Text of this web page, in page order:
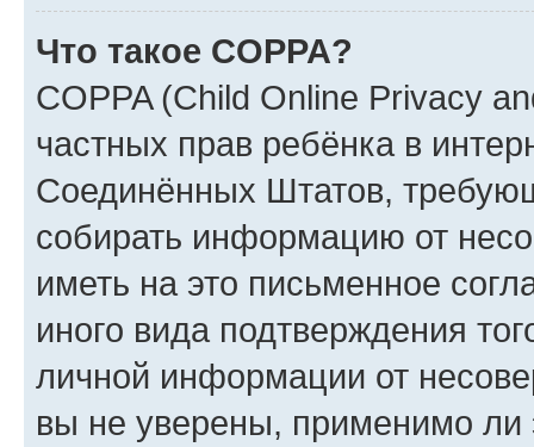
Что такое COPPA?
COPPA (Child Online Privacy
частных прав ребёнка в
Соединённых Штатов,
собирать информацию от
иметь на это письменное
иного вида подтверждения
личной информации от
вы не уверены, применимо ли